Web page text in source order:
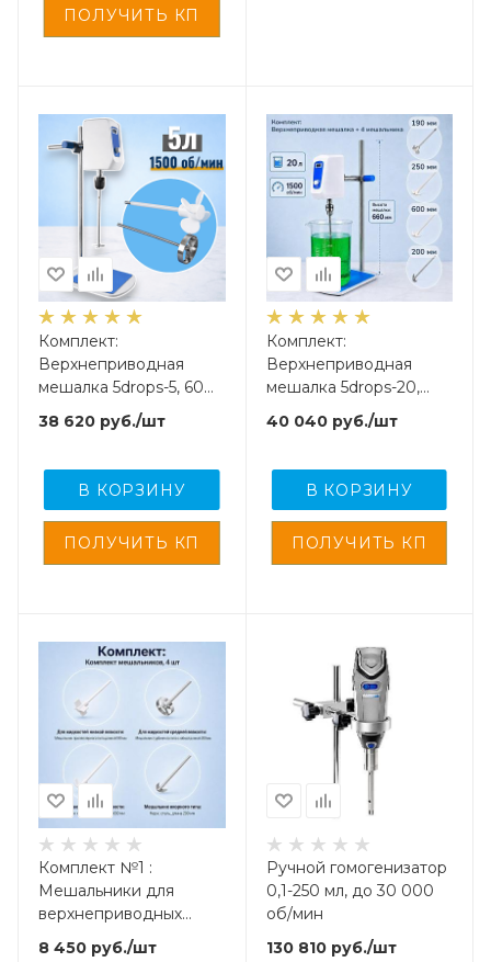
Комплект:
Верхнеприводная
мешалка 5drops-5, 60
Ватт, до 5 литров,
цифровой дисплей +
38 620 руб./шт
В КОРЗИНУ
Комплект:
Верхнеприводная
мешалка 5drops-20,
200 Ватт, до 20 литров,
цифровой дисплей +
40 040руб./шт
В КОРЗИНУ
Комплект №1 :
Мешальники для
верхнеприводных
мешалок – 4 шт.
8 450 руб./шт
Ручной гомогенизатор
0,1-250 мл, до 30 000
об/мин
130 810руб./шт